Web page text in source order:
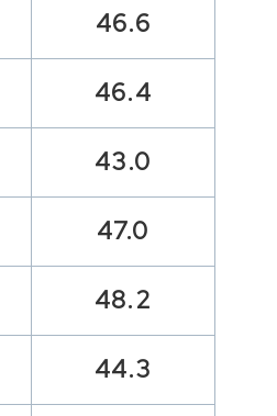
46.6
46.4
43.0
47.0
48.2
44.3